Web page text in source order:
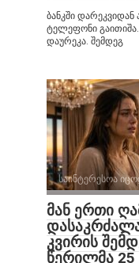
ბანკში
ტელეფონი
დაურეკა. შემდეგ
საინტერესოა
მან ერთი
კვირის
წერილმა 25